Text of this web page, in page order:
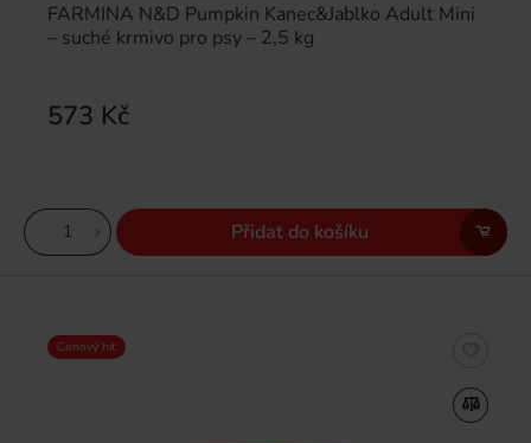
FARMINA N&D Pumpkin Kanec&Jablko Adult Mini
– suché krmivo pro psy – 2,5 kg
573 Kč
Přidat do košíku
Cenový hit